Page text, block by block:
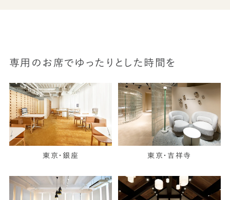
専用のお席でゆったりとした時間を
東京・銀座 東京・吉祥寺